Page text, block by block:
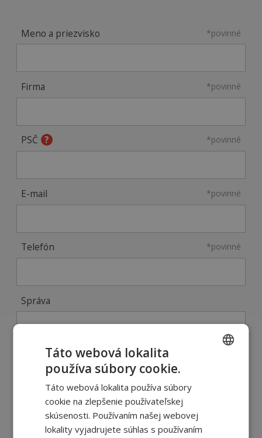
Meno a priezvisko *povinné
Firma *povinné
PSČ *povinné
E-mail *povinné
Telefón *povinné
Správa
Táto webová lokalita
používa súbory cookie.
Táto webová lokalita používa súbory
cookie na zlepšenie používateľskej
skúsenosti. Používaním našej webovej
lokality vyjadrujete súhlas s používaním